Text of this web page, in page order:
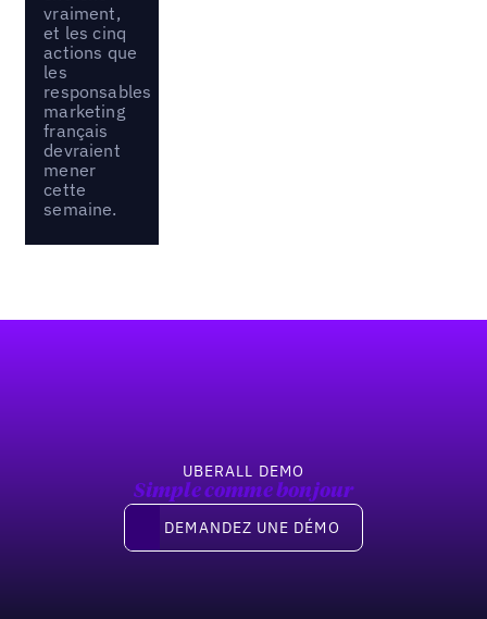
vraiment,
et les cinq
actions que
les
responsables
marketing
français
devraient
mener
cette
semaine.
UBERALL DEMO
Simple comme bonjour
Demandez une démo
DEMANDEZ UNE DÉMO